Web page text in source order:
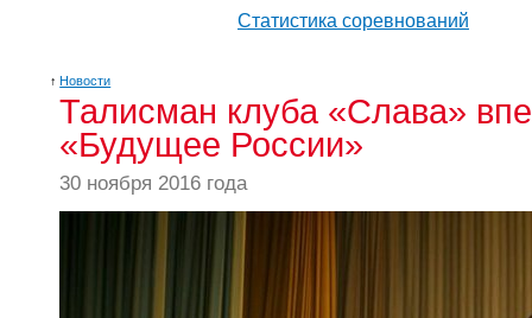
Статистика соревнований
↑ Новости
Талисман клуба «Слава»
«Будущее России»
30 ноября 2016 года